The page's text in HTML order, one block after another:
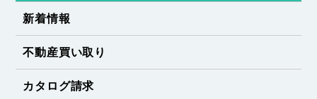
新着情報
不動産買い取り
カタログ請求